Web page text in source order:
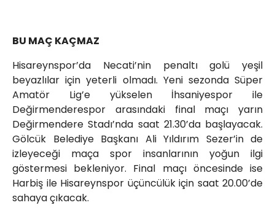
BU MAÇ KAÇMAZ
Hisareynspor’da Necati’nin penaltı golü yeşil
beyazlılar için yeterli olmadı. Yeni sezonda Süper
Amatör Lig’e yükselen İhsaniyespor ile
Değirmenderespor arasındaki final maçı yarın
Değirmendere Stadı’nda saat 21.30’da başlayacak.
Gölcük Belediye Başkanı Ali Yıldırım Sezer’in de
izleyeceği maça spor insanlarının yoğun ilgi
göstermesi bekleniyor. Final maçı öncesinde ise
Harbiş ile Hisareynspor üçüncülük için saat 20.00’de
sahaya çıkacak.